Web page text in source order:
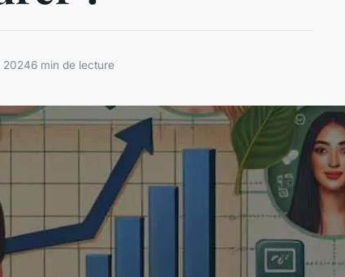
20246 min de lecture